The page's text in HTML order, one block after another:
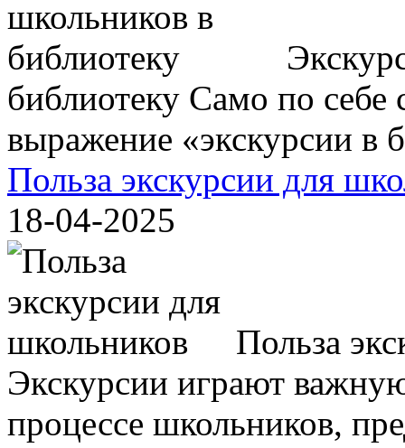
библиотеку Само по себе
выражение «экскурсии в
Польза экскурсии для
18-04-2025
Польза
Экскурсии играют
процессе школьников,